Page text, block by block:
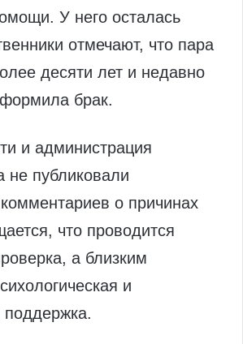
У него осталась
отмечают, что пара
десяти лет и недавно
брак.
и администрация
не публиковали
о причинах
что проводится
а близким
и
поддержка.